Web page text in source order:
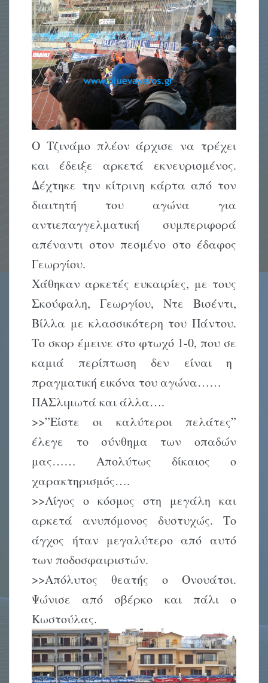
Ο Τζινάμο πλέον άρχισε να τρέχει
και έδειξε αρκετά εκνευρισμένος.
Δέχτηκε την κίτρινη κάρτα από τον
διαιτητή του αγώνα για
αντιεπαγγελματική συμπεριφορά
απέναντι στον πεσμένο στο έδαφος
Γεωργίου.
Χάθηκαν αρκετές ευκαιρίες, με τους
Σκούφαλη, Γεωργίου, Ντε Βισέντι,
Βίλλα με κλασσικότερη του Πάντου.
Το σκορ έμεινε στο φτωχό 1-0, που σε
καμιά περίπτωση δεν είναι η
πραγματική εικόνα του αγώνα……
ΠΑΣλιμωτά και άλλα….
>>”Είστε οι καλύτεροι πελάτες”
έλεγε το σύνθημα των οπαδών
μας…… Απολύτως δίκαιος ο
χαρακτηρισμός….
>>Λίγος ο κόσμος στη μεγάλη και
αρκετά ανυπόμονος δυστυχώς. Το
άγχος ήταν μεγαλύτερο από αυτό
των ποδοσφαιριστών.
>>Απόλυτος θεατής ο Ονουάτσι.
Ψώνισε από σβέρκο και πάλι ο
Κωστούλας.